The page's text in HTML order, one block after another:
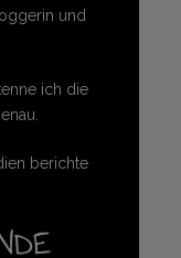
und
ich die
berichte